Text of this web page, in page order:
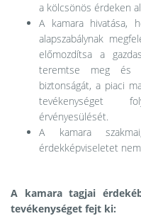
a kölcsönös érdeken
A kamara hivatása,
alapszabálynak
előmozdítsa a
teremtse meg és
biztonságát, a piaci
tevékenységet
érvényesülését.
A kamara
érdekképviseletet
A kamara tagjai
tevékenységet fejt ki: